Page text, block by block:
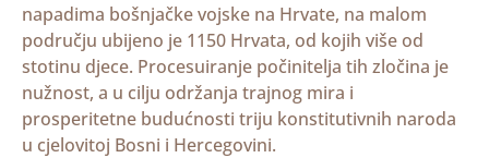
napadima bošnjačke vojske na Hrvate, na malom
području ubijeno je 1150 Hrvata, od kojih više od
stotinu djece. Procesuiranje počinitelja tih zločina je
nužnost, a u cilju održanja trajnog mira i
prosperitetne budućnosti triju konstitutivnih naroda
u cjelovitoj Bosni i Hercegovini.